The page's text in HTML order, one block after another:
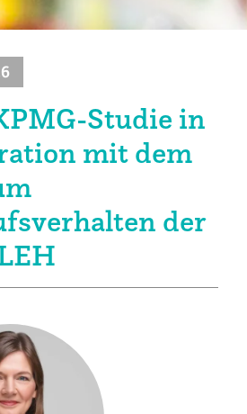
Studie in
mit dem
der